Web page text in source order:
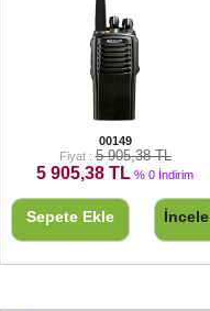
00149
Fiyat : 5 905,38 TL
5 905,38 TL % 0 İndirim
Sepete Ekle İncele